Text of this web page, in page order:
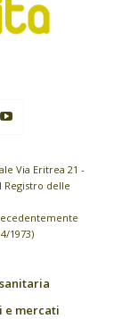
Via Eritrea 21 -
Registro delle
1973)
e mercati